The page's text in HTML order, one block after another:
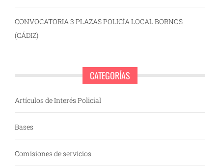
CONVOCATORIA 3 PLAZAS POLICÍA LOCAL BORNOS
(CÁDIZ)
CATEGORÍAS
Artículos de Interés Policial
Bases
Comisiones de servicios